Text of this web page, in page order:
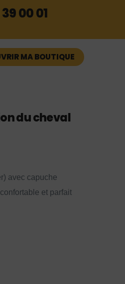
00 01
MA BOUTIQUE
du cheval
avec capuche
et parfait